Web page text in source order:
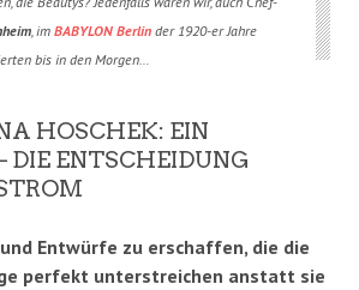
, im BABYLON Berlinder 1920-er Jahre
bis in den Morgen…
HOSCHEK: EIN
DIE ENTSCHEIDUNG
Entwürfe zu erschaffen, die die
perfekt unterstreichen anstatt sie